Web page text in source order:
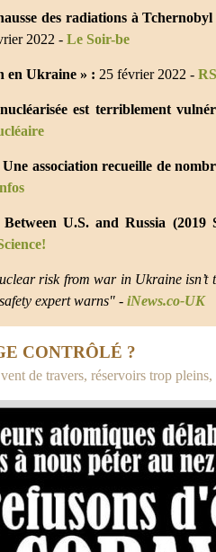
des radiations à Tchernobyl
2022 -Le Soir-be
en Ukraine » : 25 février 2022 -
est terriblement
association recueille de
U.S. and Russia (2019
risk from war in Ukraine isn’t
expert warns" - iNews.co-UK
CONTRÔLÉ ?
de travers, réservoirs trop